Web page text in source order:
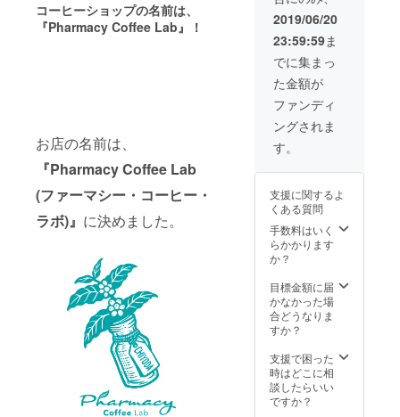
コーヒーショップの名前は、
『Pharmacy Coffee Lab』！
お店の名前は、
『Pharmacy Coffee Lab
(ファーマシー・コーヒー・
ラボ)』 に決めました。
の階、
（株）
TDXの
ニュー
オフィ
スに
て！ 当
日は
オープ
最終
たな始
まりを
予感さ
せるイ
ベント
足をお
運びく
ださ
い！ 7
（日）
、15時
スター
ト！
望の日
程をお
選びい
ただ
き、備
考欄に
ご記入
くださ
い。 ※
合は、
で決め
させて
いただ
きま
す。 ※
される
期間
が、他
の方と
てし
まった
場合、
先着順
２月末
以前ま
でに使
えなく
なった
ら、１
０％返
金、以
降は返
はなし
ていた
だきま
す。
せてい
ただき
ま
す。）
（パス
の使用
は本店
のみで
す。）
店や移
あった
際の対
応と致
しまし
ては、
１年１
２月末
以前ま
でに使
なった
ら、１
０％返
金、以
2019/06/20
23:59:59ま
でに集まっ
た金額が
ファンディ
ングされま
す。
支援に関するよ
くある質問
手数料はいく
らかかります
か？
目標金額に届
かなかった場
合どうなりま
すか？
支援で困った
時はどこに相
談したらいい
ですか？